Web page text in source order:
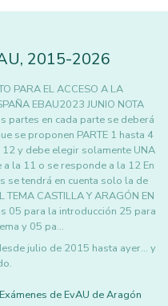
, 2015-2026
PARA EL ACCESO A LA
EBAU2023 JUNIO NOTA
partes en cada parte se deberá
se proponen PARTE 1 hasta 4
y debe elegir solamente UNA
la 11 o se responde a la 12 En
se tendrá en cuenta solo la de
CASTILLA Y ARAGÓN EN
05 para la introducción 25 para
y 05 pa…
julio de 2015 hasta ayer... y
Exámenes de EvAU de Aragón